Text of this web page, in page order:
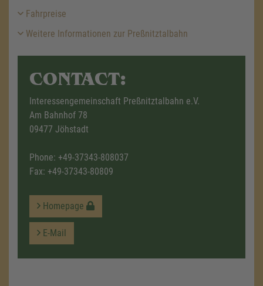
Fahrpreise
Weitere Informationen zur Preßnitztalbahn
CONTACT:
Interessengemeinschaft Preßnitztalbahn e.V.
Am Bahnhof 78
09477 Jöhstadt
Phone: +49-37343-808037
Fax: +49-37343-80809
Homepage
E-Mail